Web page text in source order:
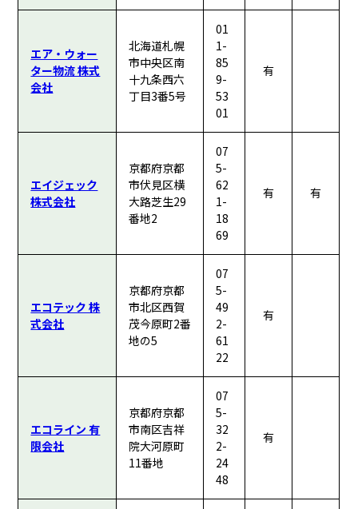
エア・ウォー
ター物流 株式
会社
北海道札幌
市中央区南
十九条西六
丁目3番5号
01
1-
85
9-
53
01
有
エイジェック
株式会社
京都府京都
市伏見区横
大路芝生29
番地2
07
5-
62
1-
18
69
有 有
エコテック 株
式会社
京都府京都
市北区西賀
茂今原町2番
地の5
07
5-
49
2-
61
22
有
エコライン 有
限会社
京都府京都
市南区吉祥
院大河原町
11番地
07
5-
32
2-
24
48
有